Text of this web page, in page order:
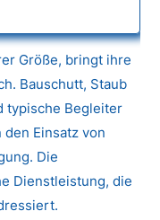
Größe, bringt ihre
Bauschutt, Staub
typische Begleiter
Einsatz von
Die
Dienstleistung, die